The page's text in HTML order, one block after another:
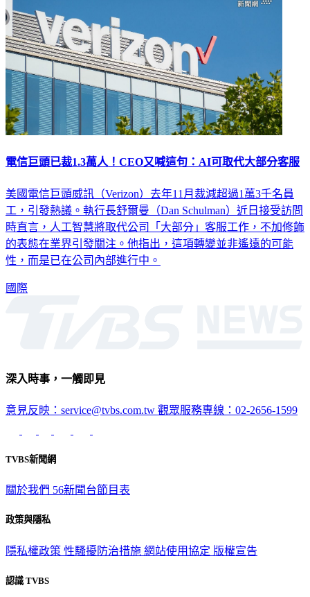
電信巨頭已裁1.3萬人！CEO又喊這句：AI可取代大部分客服
美國電信巨頭威訊（Verizon）去年11月裁減超過1萬3千名員
工，引發熱議。執行長舒爾曼（Dan Schulman）近日接受訪問
時直言，人工智慧將取代公司「大部分」客服工作，不加修飾
的表態在業界引發關注。他指出，這項轉變並非遙遠的可能
性，而是已在公司內部進行中。
國際
深入時事，一觸即見
意見反映：service@tvbs.com.tw 觀眾服務專線：02-2656-1599
TVBS新聞網
關於我們 56新聞台節目表
政策與隱私
隱私權政策 性騷擾防治措施 網站使用協定 版權宣告
認識 TVBS